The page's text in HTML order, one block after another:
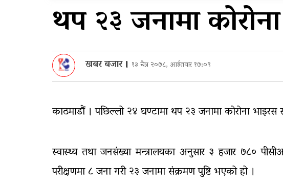
शुल्कदर यस्तो छ…
बालकको मृत्यु, दुई घाइते
थप २३ जनामा
खबर बजार। १३ चैत्र २०७८, आईतवार १७:०९
काठमाडौं । पछिल्लो २४ घण्टामा थप २३ जनामा कोरोना
स्वास्थ्य तथा जनसंख्या मन्त्रालयका अनुसार ३ हजार ७८०
परीक्षणमा ८ जना गरी २३ जनामा संक्रमण पुष्टि भएको हो ।